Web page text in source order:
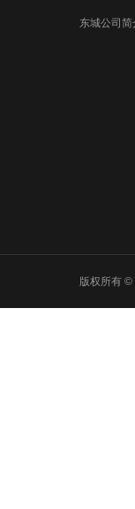
东城公司简
版权所有